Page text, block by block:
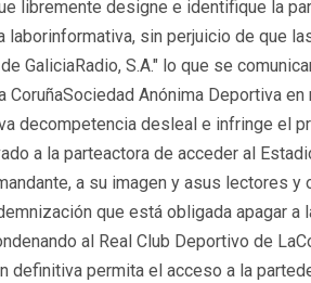
libremente designe e identifique la
laborinformativa, sin perjuicio de que
GaliciaRadio, S.A." lo que se
CoruñaSociedad Anónima Deportiva
decompetencia desleal e infringe el
a la parteactora de acceder al
a su imagen y asus lectores
que está obligada apagar a
al Real Club Deportivo de
definitiva permita el acceso a la